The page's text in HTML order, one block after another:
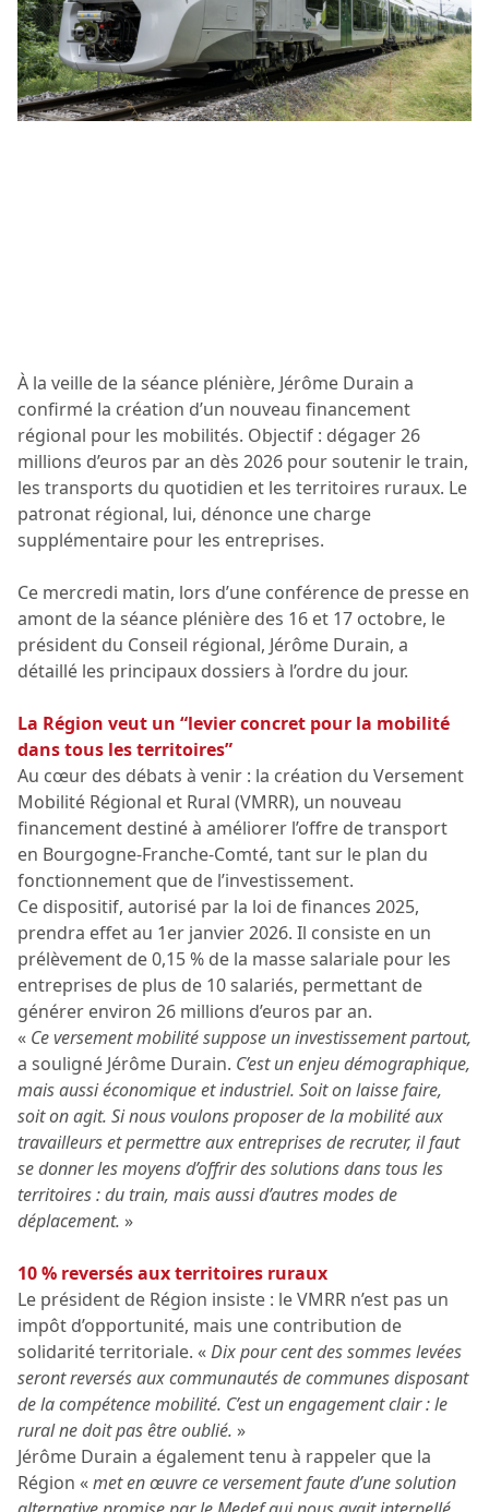
À la veille de la séance plénière, Jérôme Durain a
confirmé la création d’un nouveau financement
régional pour les mobilités. Objectif : dégager 26
millions d’euros par an dès 2026 pour soutenir le train,
les transports du quotidien et les territoires ruraux. Le
patronat régional, lui, dénonce une charge
supplémentaire pour les entreprises.
Ce mercredi matin, lors d’une conférence de presse en
amont de la séance plénière des 16 et 17 octobre, le
président du Conseil régional, Jérôme Durain, a
détaillé les principaux dossiers à l’ordre du jour.
La Région veut un “levier concret pour la mobilité
dans tous les territoires”
Au cœur des débats à venir : la création du Versement
Mobilité Régional et Rural (VMRR), un nouveau
financement destiné à améliorer l’offre de transport
en Bourgogne-Franche-Comté, tant sur le plan du
fonctionnement que de l’investissement.
Ce dispositif, autorisé par la loi de finances 2025,
prendra effet au 1er janvier 2026. Il consiste en un
prélèvement de 0,15 % de la masse salariale pour les
entreprises de plus de 10 salariés, permettant de
générer environ 26 millions d’euros par an.
« Ce versement mobilité suppose un investissement partout,
a souligné Jérôme Durain. C’est un enjeu démographique,
mais aussi économique et industriel. Soit on laisse faire,
soit on agit. Si nous voulons proposer de la mobilité aux
travailleurs et permettre aux entreprises de recruter, il faut
se donner les moyens d’offrir des solutions dans tous les
territoires : du train, mais aussi d’autres modes de
déplacement. »
10 % reversés aux territoires ruraux
Le président de Région insiste : le VMRR n’est pas un
impôt d’opportunité, mais une contribution de
solidarité territoriale. «Dix pour cent des sommes levées
seront reversés aux communautés de communes disposant
de la compétence mobilité. C’est un engagement clair : le
rural ne doit pas être oublié. »
Jérôme Durain a également tenu à rappeler que la
Région «met en œuvre ce versement faute d’une solution